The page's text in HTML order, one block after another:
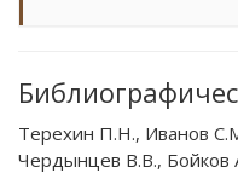
Терехин П.Н., Иванов
Чердынцев В.В., Бойков